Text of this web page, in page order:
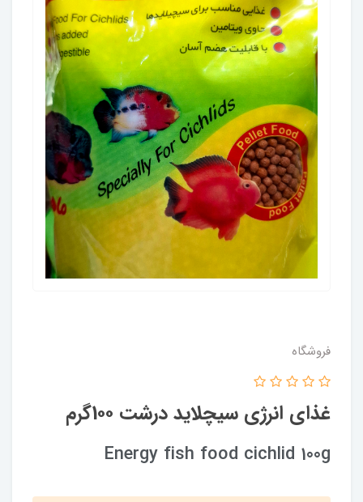
فروشگاه
غذای انرژی سیچلاید درشت 1۰۰گرم
Energy fish food cichlid 100g